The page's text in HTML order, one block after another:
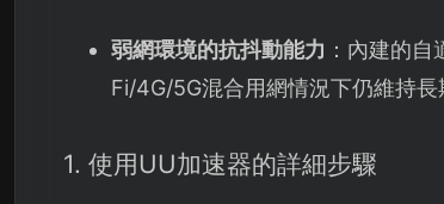
弱網環境的抗抖動能力 ：內建的
Fi/4G/5G混合用網情況下仍維持
1. 使用UU加速器的詳細步驟